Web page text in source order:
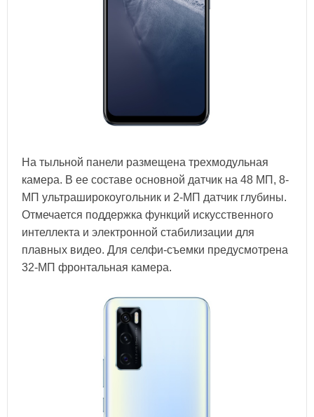
На тыльной панели размещена трехмодульная
камера. В ее составе основной датчик на 48 МП, 8-
МП ультраширокоугольник и 2-МП датчик глубины.
Отмечается поддержка функций искусственного
интеллекта и электронной стабилизации для
плавных видео. Для селфи-съемки предусмотрена
32-МП фронтальная камера.